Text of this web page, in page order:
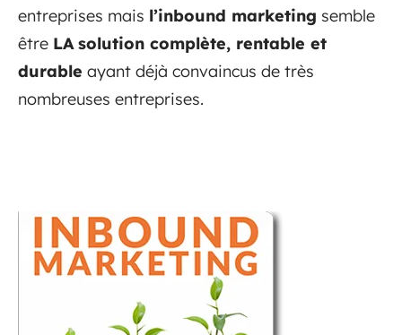
entreprises mais l’inbound marketing semble
être LA solution complète, rentable et
durable ayant déjà convaincus de très
nombreuses entreprises.